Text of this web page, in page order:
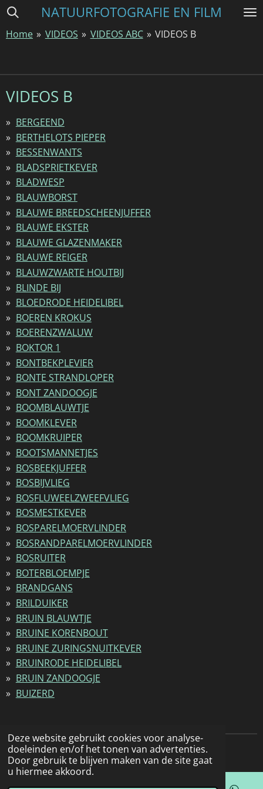
Deze website gebruikt cookies voor analyse-
doeleinden en/of het tonen van advertenties.
Door gebruik te blijven maken van de site gaat
u hiermee akkoord.
Ga
naar
NATUURFOTOGRAFIE EN FILM
Home » VIDEOS » VIDEOS ABC » VIDEOS B
VIDEOS B
BERGEEND
BERTHELOTS PIEPER
BESSENWANTS
BLADSPRIETKEVER
BLADWESP
BLAUWBORST
BLAUWE BREEDSCHEENJUFFER
BLAUWE EKSTER
BLAUWE GLAZENMAKER
BLAUWE REIGER
BLAUWZWARTE HOUTBIJ
BLINDE BIJ
BLOEDRODE HEIDELIBEL
BOEREN KROKUS
BOERENZWALUW
BOKTOR 1
BONTBEKPLEVIER
BONTE STRANDLOPER
BONT ZANDOOGJE
BOOMBLAUWTJE
BOOMKLEVER
BOOMKRUIPER
BOOTSMANNETJES
BOSBEEKJUFFER
BOSBIJVLIEG
BOSFLUWEELZWEEFVLIEG
BOSMESTKEVER
BOSPARELMOERVLINDER
BOSRANDPARELMOERVLINDER
BOSRUITER
BOTERBLOEMPJE
BRANDGANS
BRILDUIKER
BRUIN BLAUWTJE
BRUINE KORENBOUT
BRUINE ZURINGSNUITKEVER
BRUINRODE HEIDELIBEL
BRUIN ZANDOOGJE
BUIZERD
© 2022 - 2026 Natuurfotografie